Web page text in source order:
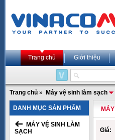
Trang chủ Giới thiệu
Trang chủ » Máy vệ sinh làm sạch
DANH MỤC SẢN PHẨM
MÁY VỆ SINH LÀM
SẠCH
Giá: